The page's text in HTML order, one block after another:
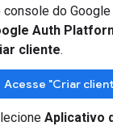
console do
Auth
cliente.
Acesse "Criar
Aplicativo